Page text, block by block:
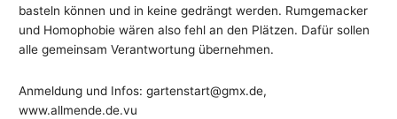
basteln können und in keine gedrängt werden. Rumgemacker
und Homophobie wären also fehl an den Plätzen. Dafür sollen
alle gemeinsam Verantwortung übernehmen.
Anmeldung und Infos: gartenstart@gmx.de,
www.allmende.de.vu